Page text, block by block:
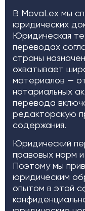
В MovaLex мы
юридических
Юридическая
переводах
страны
охватывает
материалов —
нотариальных
перевода
редакторскую
содержания.
Юридический
правовых норм
Поэтому мы
юридическим
опытом в этой